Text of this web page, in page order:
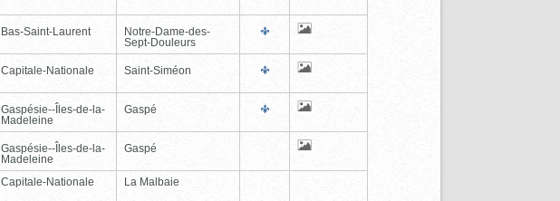
Bas-Saint-Laurent
Notre-Dame-des-
Sept-Douleurs
Capitale-Nationale Saint-Siméon
Gaspésie--Îles-de-la-
Madeleine
Gaspé
Gaspésie--Îles-de-la-
Madeleine
Gaspé
Capitale-Nationale La Malbaie